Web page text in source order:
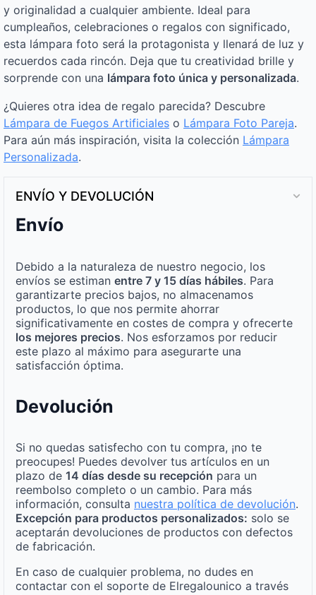
y originalidad a cualquier ambiente. Ideal para
cumpleaños, celebraciones o regalos con significado,
esta lámpara foto será la protagonista y llenará de luz y
recuerdos cada rincón. Deja que tu creatividad brille y
sorprende con una lámpara foto única y personalizada.
¿Quieres otra idea de regalo parecida? Descubre
Lámpara de Fuegos Artificiales o Lámpara Foto Pareja.
Para aún más inspiración, visita la colección Lámpara
Personalizada.
ENVÍO Y DEVOLUCIÓN
Envío
Debido a la naturaleza de nuestro negocio, los
envíos se estiman entre 7 y 15 días hábiles. Para
garantizarte precios bajos, no almacenamos
productos, lo que nos permite ahorrar
significativamente en costes de compra y ofrecerte
los mejores precios. Nos esforzamos por reducir
este plazo al máximo para asegurarte una
satisfacción óptima.
Devolución
Si no quedas satisfecho con tu compra, ¡no te
preocupes! Puedes devolver tus artículos en un
plazo de 14 días desde su recepción para un
reembolso completo o un cambio. Para más
información, consulta nuestra política de devolución.
Excepción para productos personalizados: solo se
aceptarán devoluciones de productos con defectos
de fabricación.
En caso de cualquier problema, no dudes en
contactar con el soporte de Elregalounico a través